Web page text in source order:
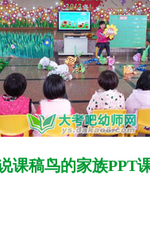
课稿鸟的家族PPT